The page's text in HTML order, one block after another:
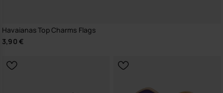
Havaianas Top Charms Flags
3,90 €